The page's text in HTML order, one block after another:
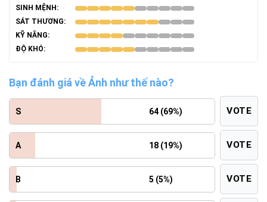
SINH MỆNH:
SÁT THƯƠNG:
KỸ NĂNG:
ĐỘ KHÓ:
Bạn đánh giá về Ảnh như thế nào?
S 64 (69%) VOTE
A 18 (19%) VOTE
B 5 (5%) VOTE